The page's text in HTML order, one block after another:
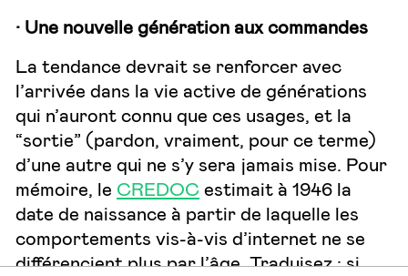
· Une nouvelle génération aux commandes
La tendance devrait se renforcer avec
l’arrivée dans la vie active de générations
qui n’auront connu que ces usages, et la
“sortie” (pardon, vraiment, pour ce terme)
d’une autre qui ne s’y sera jamais mise. Pour
mémoire, le CREDOC estimait à 1946 la
date de naissance à partir de laquelle les
comportements vis-à-vis d’internet ne se
différencient plus par l’âge. Traduisez : si